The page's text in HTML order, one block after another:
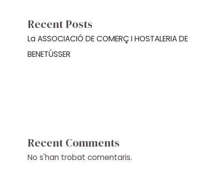
Recent Posts
La ASSOCIACIÓ DE COMERÇ I HOSTALERIA DE
BENETÚSSER
Recent Comments
No s'han trobat comentaris.